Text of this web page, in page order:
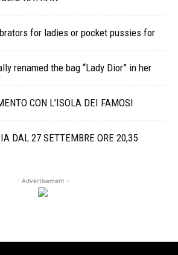
for ladies or pocket pussies for
renamed the bag “Lady Dior” in her
CON L’ISOLA DEI FAMOSI
DAL 27 SETTEMBRE ORE 20,35
- Advertisement -